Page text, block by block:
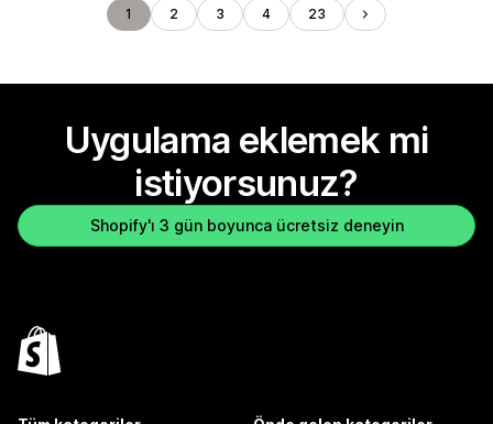
1 2 3 4 23
Uygulama eklemek mi
istiyorsunuz?
Shopify'ı 3 gün boyunca ücretsiz deneyin